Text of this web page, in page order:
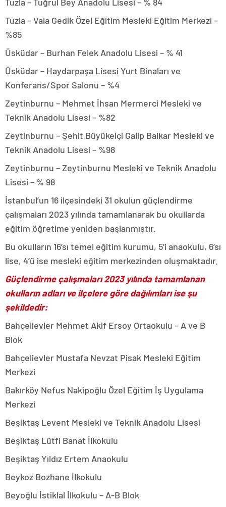
Tuzla – Vala Gedik Özel Eğitim Mesleki Eğitim Merkezi –
%85
Üsküdar – Burhan Felek Anadolu Lisesi – % 41
Üsküdar – Haydarpaşa Lisesi Yurt Binaları ve
Konferans/Spor Salonu – %4
Zeytinburnu – Mehmet İhsan Mermerci Mesleki ve
Teknik Anadolu Lisesi – %82
Zeytinburnu – Şehit Büyükelçi Galip Balkar Mesleki ve
Teknik Anadolu Lisesi – %98
Zeytinburnu – Zeytinburnu Mesleki ve Teknik Anadolu
Lisesi – % 98
İstanbul’un 16 ilçesindeki 31 okulun güçlendirme
çalışmaları 2023 yılında tamamlanarak bu okullarda
eğitim öğretime yeniden başlanmıştır.
Bu okulların 16’sı temel eğitim kurumu, 5’i anaokulu, 6’sı
lise, 4’ü ise mesleki eğitim merkezinden oluşmaktadır.
Güçlendirme çalışmaları 2023 yılında tamamlanan
okulların adları ve ilçelere göre dağılımları ise şu
şekildedir:
Bahçelievler Mehmet Akif Ersoy Ortaokulu – A ve B
Blok
Bahçelievler Mustafa Nevzat Pisak Mesleki Eğitim
Merkezi
Bakırköy Nefus Nakipoğlu Özel Eğitim İş Uygulama
Merkezi
Beşiktaş Levent Mesleki ve Teknik Anadolu Lisesi
Beşiktaş Lütfi Banat İlkokulu
Beşiktaş Yıldız Ertem Anaokulu
Beykoz Bozhane İlkokulu
Beyoğlu İstiklal İlkokulu – A-B Blok